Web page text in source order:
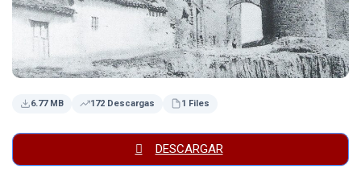
6.77 MB 172 Descargas 1 Files
DESCARGAR